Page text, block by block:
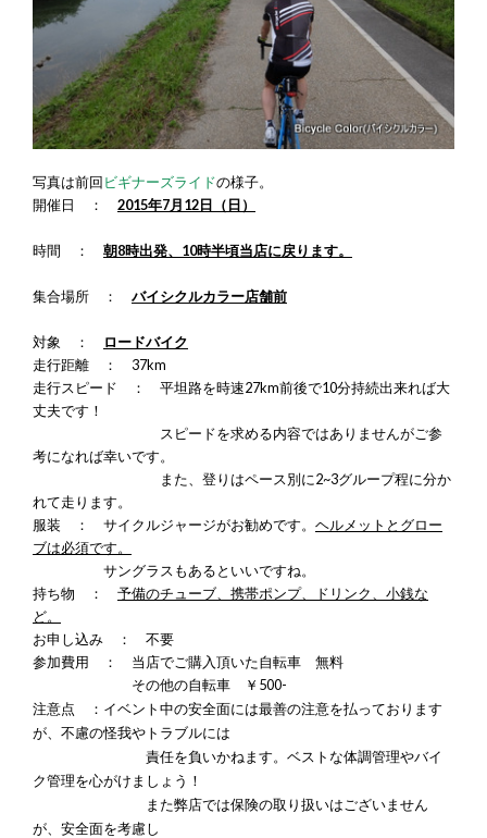
写真は前回ビギナーズライドの様子。
開催日 ： 2015年7月12日（日）
時間 ： 朝8時出発、10時半頃当店に戻ります。
集合場所 ： バイシクルカラー店舗前
対象 ：
ロードバイク
走行距離 ： 37km
走行スピード ： 平坦路を時速27km前後で10分持続出来れば大
丈夫です！
スピードを求める内容ではありませんがご参
考になれば幸いです。
また、登りはペース別に2~3グループ程に分か
れて走ります。
服装 ： サイクルジャージがお勧めです。 ヘルメットとグロー
ブは必須です。
サングラスもあるといいですね。
持ち物 ： 予備のチューブ、携帯ポンプ、ドリンク、小銭な
ど。
お申し込み ： 不要
参加費用 ： 当店でご購入頂いた自転車 無料
その他の自転車 ￥500-
注意点 ： イベント中の安全面には最善の注意を払っております
が、不慮の怪我やトラブルには
責任を負いかねます。ベストな体調管理やバイ
ク管理を心がけましょう！
また弊店では保険の取り扱いはございません
が、安全面を考慮し